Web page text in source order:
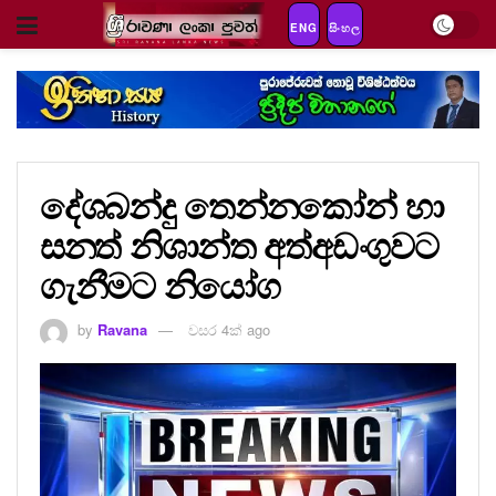
ENG සිංහල
දේශබන්දු තෙන්නකෝන් හා
සනත් නිශාන්ත අත්අඩංගුවට
ගැනීමට නියෝග
by Ravana වසර 4ක් ago